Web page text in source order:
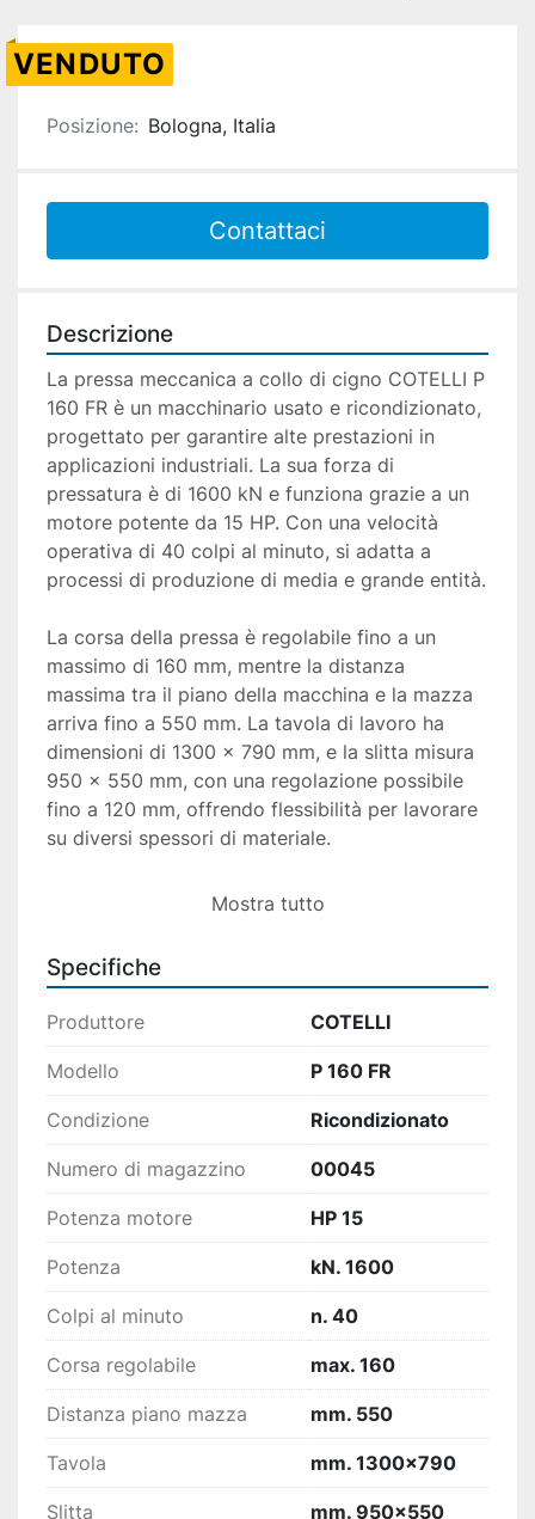
VENDUTO
Posizione: Bologna, Italia
Contattaci
Descrizione
La pressa meccanica a collo di cigno COTELLI P
160 FR è un macchinario usato e ricondizionato,
progettato per garantire alte prestazioni in
applicazioni industriali. La sua forza di
pressatura è di 1600 kN e funziona grazie a un
motore potente da 15 HP. Con una velocità
operativa di 40 colpi al minuto, si adatta a
processi di produzione di media e grande entità.
La corsa della pressa è regolabile fino a un
massimo di 160 mm, mentre la distanza
massima tra il piano della macchina e la mazza
arriva fino a 550 mm. La tavola di lavoro ha
dimensioni di 1300 x 790 mm, e la slitta misura
950 x 550 mm, con una regolazione possibile
fino a 120 mm, offrendo flessibilità per lavorare
su diversi spessori di materiale.
Con una sporgenza al centro di 370 mm, la
promettendo affidabilità e integrazione
efficiente nei processi produttivi. Il peso
complessivo della macchina è di 13.200 kg, il
duratura.
Mostra tutto
Specifiche
Produttore COTELLI
Modello P 160 FR
Condizione Ricondizionato
Numero di magazzino 00045
Potenza motore HP 15
Potenza kN. 1600
Colpi al minuto n. 40
Corsa regolabile max. 160
Distanza piano mazza mm. 550
Tavola mm. 1300x790
Slitta mm. 950x550